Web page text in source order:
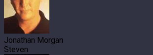
Jonathan Morgan
Steven